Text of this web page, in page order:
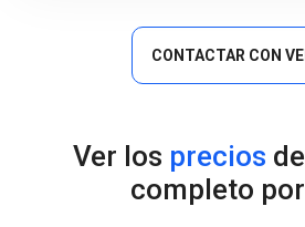
CONTACTAR CON
Ver los precios
completo